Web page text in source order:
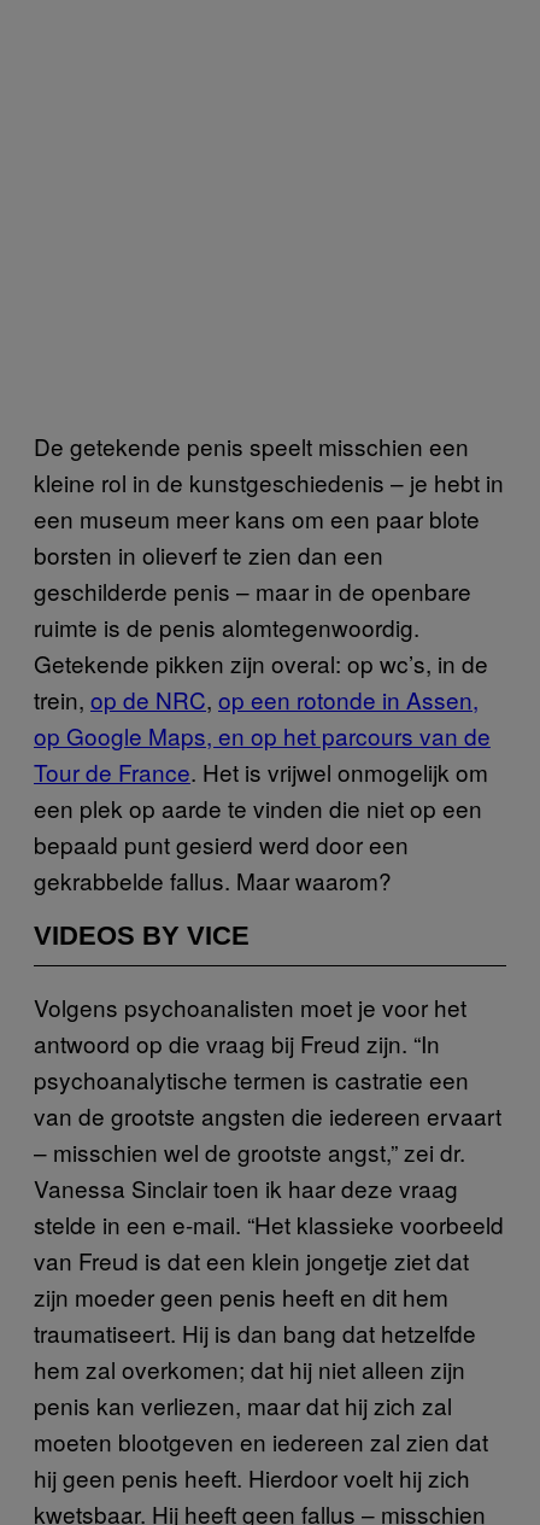
De getekende penis speelt misschien een
kleine rol in de kunstgeschiedenis – je hebt in
een museum meer kans om een paar blote
borsten in olieverf te zien dan een
geschilderde penis – maar in de openbare
ruimte is de penis alomtegenwoordig.
Getekende pikken zijn overal: op wc’s, in de
trein, op de NRC, op een rotonde in Assen,
op Google Maps, en op het parcours van de
Tour de France. Het is vrijwel onmogelijk om
een plek op aarde te vinden die niet op een
bepaald punt gesierd werd door een
gekrabbelde fallus. Maar waarom?
VIDEOS BY VICE
Volgens psychoanalisten moet je voor het
antwoord op die vraag bij Freud zijn. “In
psychoanalytische termen is castratie een
van de grootste angsten die iedereen ervaart
– misschien wel de grootste angst,” zei dr.
Vanessa Sinclair toen ik haar deze vraag
stelde in een e-mail. “Het klassieke voorbeeld
van Freud is dat een klein jongetje ziet dat
zijn moeder geen penis heeft en dit hem
traumatiseert. Hij is dan bang dat hetzelfde
hem zal overkomen; dat hij niet alleen zijn
penis kan verliezen, maar dat hij zich zal
moeten blootgeven en iedereen zal zien dat
hij geen penis heeft. Hierdoor voelt hij zich
kwetsbaar. Hij heeft geen fallus – misschien